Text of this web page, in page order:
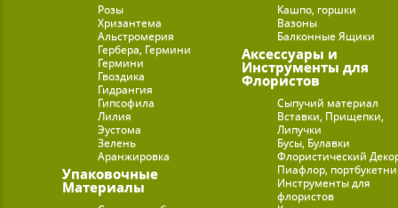
Розы
Хризантема
Альстромерия
Гербера, Гермини
Гермини
Гвоздика
Гидрангия
Гипсофила
Лилия
Эустома
Зелень
Аранжировка
Упаковочные
Материалы
Кашпо, горшки
Вазоны
Балконные Ящики
Аксессуары и
Инструменты для
Флористов
Сыпучий материал
Вставки, Прищепки,
Липучки
Бусы, Булавки
Флористический
Пиафлор,
Инструменты для
флористов